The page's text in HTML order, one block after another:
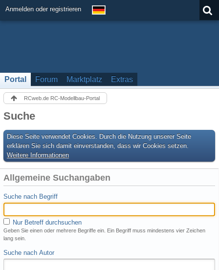
Anmelden oder registrieren
Portal Forum Marktplatz Extras
RCweb.de RC-Modellbau-Portal
Suche
Diese Seite verwendet Cookies. Durch die Nutzung unserer Seite
erklären Sie sich damit einverstanden, dass wir Cookies setzen.
Weitere Informationen
Allgemeine Suchangaben
Suche nach Begriff
Nur Betreff durchsuchen
Geben Sie einen oder mehrere Begriffe ein. Ein Begriff muss mindestens vier Zeichen
lang sein.
Suche nach Autor